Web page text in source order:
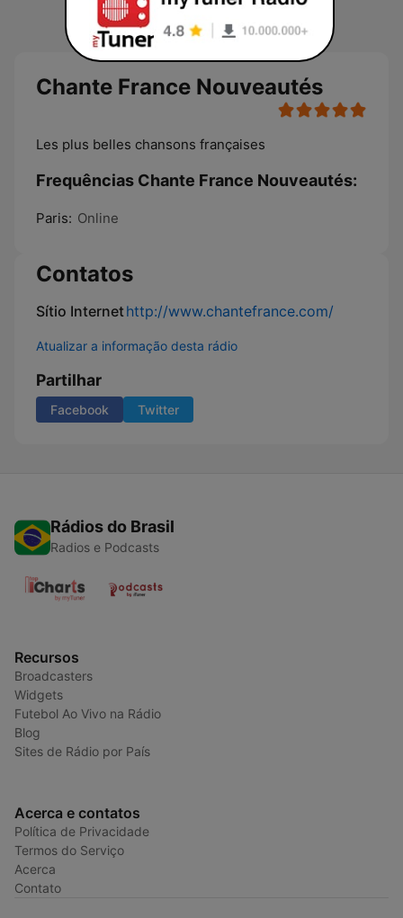
Chante France Nouveautés
Les plus belles chansons françaises
Frequências Chante France Nouveautés:
Paris: Online
Contatos
Sítio Internethttp://www.chantefrance.com/
Atualizar a informação desta rádio
Partilhar
Facebook Twitter
Rádios do Brasil
Radios e Podcasts
Recursos
Broadcasters
Widgets
Futebol Ao Vivo na Rádio
Blog
Sites de Rádio por País
Acerca e contatos
Política de Privacidade
Termos do Serviço
Acerca
Contato